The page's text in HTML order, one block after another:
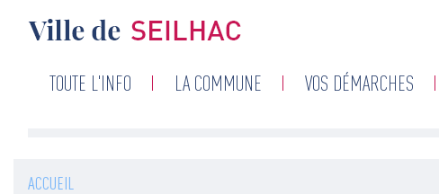
Navigation
TOUTE L'INFO LA COMMUNE VOS DÉMARCHES
ACCUEIL